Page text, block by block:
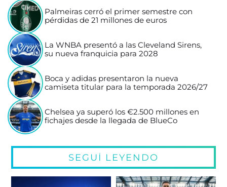
Palmeiras cerró el primer semestre con
pérdidas de 21 millones de euros
La WNBA presentó a las Cleveland Sirens,
su nueva franquicia para 2028
Boca y adidas presentaron la nueva
camiseta titular para la temporada 2026/27
Chelsea ya superó los €2.500 millones en
fichajes desde la llegada de BlueCo
SEGUÍ LEYENDO